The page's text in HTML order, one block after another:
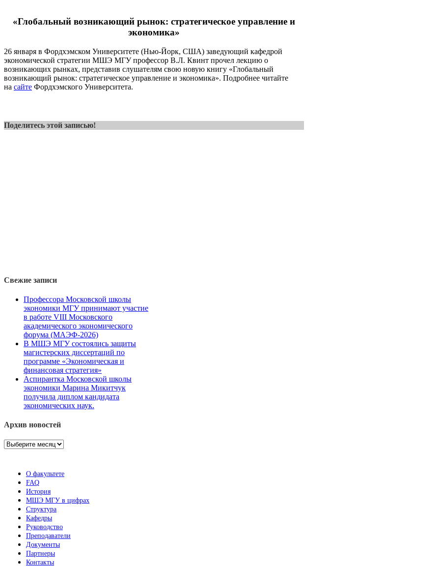
«Глобальный возникающий рынок: стратегическое управление и
экономика»
26 января в Фордхэмском Университете (Нью-Йорк, США) заведующий кафедрой
экономической стратегии МШЭ МГУ профессор В.Л. Квинт прочел лекцию о
возникающих рынках, представив слушателям свою новую книгу «Глобальный
возникающий рынок: стратегическое управление и экономика». Подробнее читайте
на сайте Фордхэмского Университета.
Поделитесь этой записью!
Свежие записи
Профессора Московской школы
экономики МГУ принимают участие
в работе VIII Московского
академического экономического
форума (МАЭФ-2026)
В МШЭ МГУ состоялись защиты
магистерских диссертаций по
программе «Экономическая и
финансовая стратегия»
Аспирантка Московской школы
экономики Марина Микитчук
получила диплом кандидата
экономических наук.
Архив новостей
Архив
О факультете
FAQ
История
МШЭ МГУ в цифрах
Структура
Кафедры
Руководство
Преподаватели
Документы
Партнеры
Контакты